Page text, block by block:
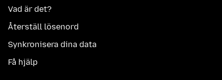
Vad är det?
Återställ lösenord
Synkronisera dina data
Få hjälp